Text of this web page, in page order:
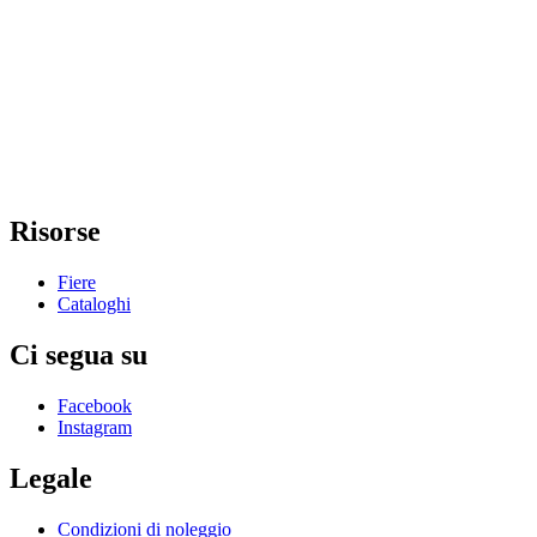
Risorse
Fiere
Cataloghi
Ci segua su
Facebook
Instagram
Legale
Condizioni di noleggio